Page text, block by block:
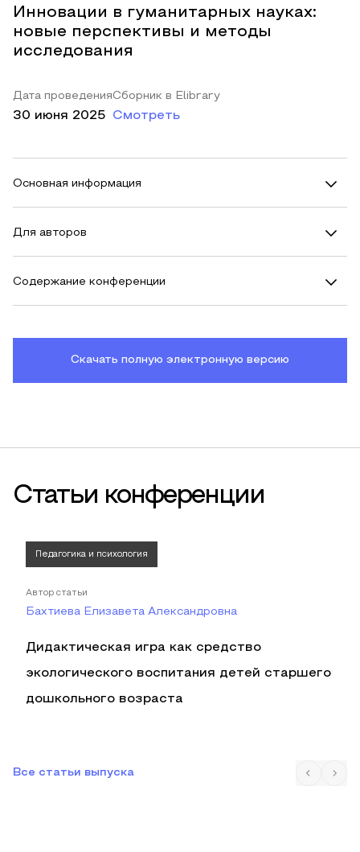
Инновации в гуманитарных науках:
новые перспективы и методы
исследования
Дата проведения
30 июня 2025
Сборник в Elibrary
Смотреть
Основная информация
Для авторов
Содержание конференции
Скачать полную электронную версию
Статьи конференции
Педагогика и психология
Автор статьи
Бахтиева Елизавета Александровна
Дидактическая игра как средство
экологического воспитания детей старшего
дошкольного возраста
Все статьи выпуска